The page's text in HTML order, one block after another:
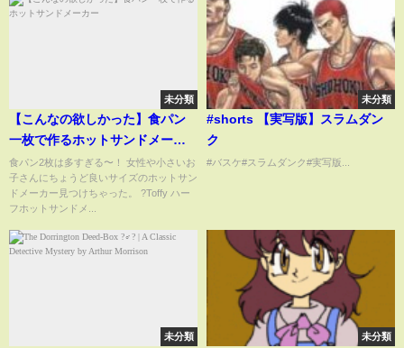
未分類
【こんなの欲しかった】食パン
一枚で作るホットサンドメーカ
ー
食パン2枚は多すぎる〜！ 女性や小さいお
子さんにちょうど良いサイズのホットサン
ドメーカー見つけちゃった。 ?Toffy ハー
フホットサンドメ...
未分類
#shorts 【実写版】スラムダン
ク
#バスケ#スラムダンク#実写版...
未分類 未分類